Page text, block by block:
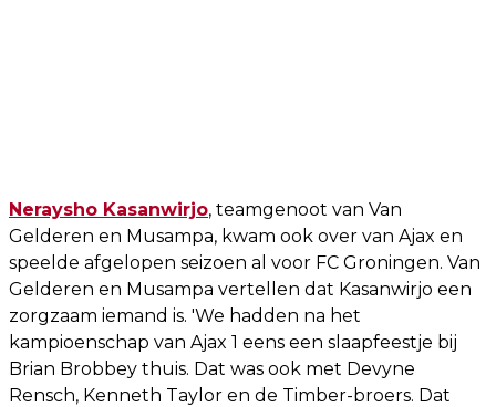
Neraysho Kasanwirjo, teamgenoot van Van
Gelderen en Musampa, kwam ook over van Ajax en
speelde afgelopen seizoen al voor FC Groningen. Van
Gelderen en Musampa vertellen dat Kasanwirjo een
zorgzaam iemand is. 'We hadden na het
kampioenschap van Ajax 1 eens een slaapfeestje bij
Brian Brobbey thuis. Dat was ook met Devyne
Rensch, Kenneth Taylor en de Timber-broers. Dat